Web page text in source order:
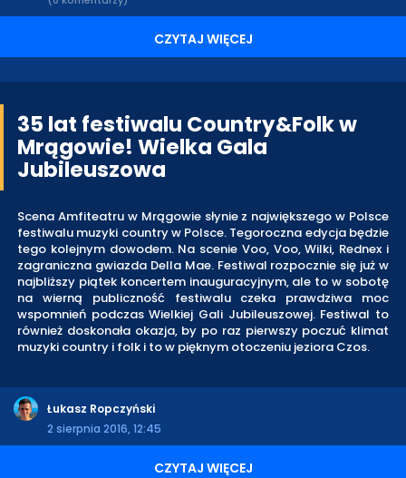
CZYTAJ WIĘCEJ
35 lat festiwalu Country&Folk w
Mrągowie! Wielka Gala
Jubileuszowa
Scena Amfiteatru w Mrągowie słynie z największego w Polsce
festiwalu muzyki country w Polsce. Tegoroczna edycja będzie
tego kolejnym dowodem. Na scenie Voo, Voo, Wilki, Rednex i
zagraniczna gwiazda Della Mae. Festiwal rozpocznie się już w
najbliższy piątek koncertem inauguracyjnym, ale to w sobotę
na wierną publiczność festiwalu czeka prawdziwa moc
wspomnień podczas Wielkiej Gali Jubileuszowej. Festiwal to
również doskonała okazja, by po raz pierwszy poczuć klimat
muzyki country i folk i to w pięknym otoczeniu jeziora Czos.
Łukasz Ropczyński
2 sierpnia 2016, 12:45
CZYTAJ WIĘCEJ